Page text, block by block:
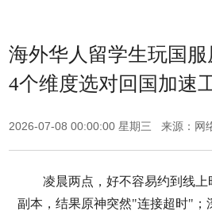
海外华人留学生玩国服
4个维度选对回国加速
2026-07-08 00:00:00 星期三 来源：网
凌晨两点，好不容易约到线上
副本，结果原神突然"连接超时"；